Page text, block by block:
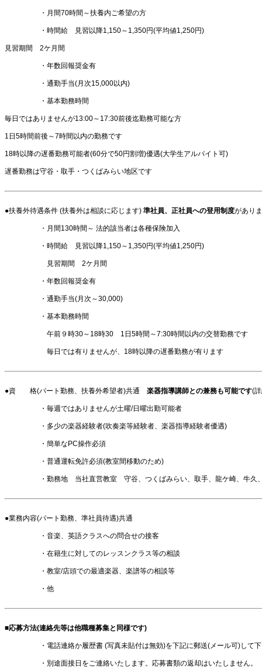
・月間70時間～扶養内ご希望の方
・時間給 見習以降1,150～1,350円(平均値1,250円)
見習期間 2ケ月間
・年数回報奨金有
・通勤手当(月次15,000以内)
・基本勤務時間
毎日ではありませんが13:00～17:30前後迄勤務可能な方
1日5時間前後～7時間以内の勤務です
18時以降の遅番勤務可能者(60分で50円割増)優遇(大学生アルバイト可)
遅番勤務は守谷・取手・つくばみらい地区です
●扶養外待遇条件 (扶養外は相談に応じます) 準社員、正社員への登用制度があり
・月間130時間～ 法的該当者は各種保険加入
・時間給 見習以降1,150～1,350円(平均値1,250円)
見習期間 2ケ月間
・年数回報奨金有
・通勤手当(月次～30,000)
・基本勤務時間
午前９時30～18時30 1日5時間～7:30時間以内の交替勤務です
毎日では有りませんが、18時以降の遅番勤務が有ります
●資 格(パート勤務、扶養外希望者)共通 楽器指導講師との兼務も可能です(
・毎週ではありませんが土曜/日曜出勤可能者
・多少の楽器経験者(吹奏楽等経験者、楽器指導経験者優遇)
・簡単なPC操作必須
・普通運転免許必須(教室間移動のため)
・勤務地 当社直営教室 守谷、つくばみらい、取手、龍ケ崎、牛久、
●業務内容(パート勤務、準社員待遇)共通
・音楽、英語クラスへの問合せの接客
・在籍生に対してのレッスンクラス等の相談
・教室/店頭での最適楽器、楽譜等の相談等
・他
■応募方法(連絡先等は他職種募集と同様です)
・電話連絡か履歴書 (写真未貼付は無効)を下記に郵送(メール可)して
・別途面接日をご連絡いたします。応募書類の返却はいたしません。